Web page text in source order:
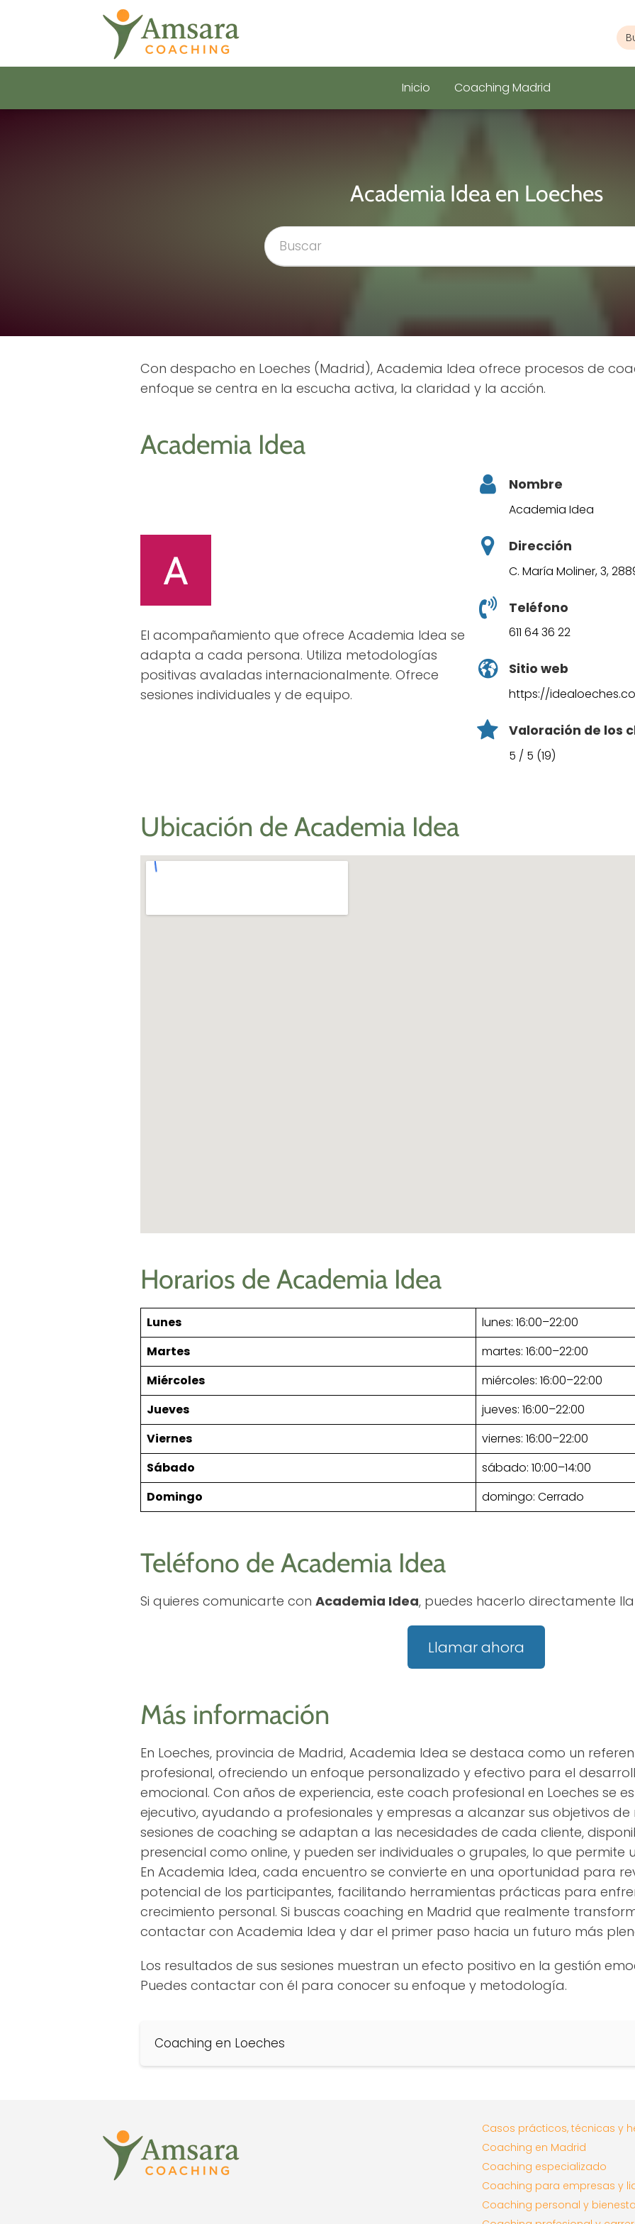
Inicio Coaching Madrid
Academia Idea en Loeches
Con despacho en Loeches (Madrid), Academia Idea ofrece procesos de
enfoque se centra en la escucha activa, la claridad y la acción.
Academia Idea
El acompañamiento que ofrece Academia Idea se
adapta a cada persona. Utiliza metodologías
positivas avaladas internacionalmente. Ofrece
sesiones individuales y de equipo.
Nombre
Academia Idea
Dirección
C. María Moliner, 3,
Teléfono
611 64 36 22
Sitio web
https://
Valoración de los
5 / 5 (19)
Ubicación de Academia Idea
Horarios de Academia Idea
Lunes
lunes: 16:00–22:00
Martes
martes: 16:00–22:00
Miércoles
miércoles: 16:00–22:00
Jueves
jueves: 16:00–22:00
Viernes
viernes: 16:00–22:00
Sábado
sábado: 10:00–14:00
Domingo
domingo: Cerrado
Teléfono de Academia Idea
Si quieres comunicarte con Academia Idea, puedes hacerlo directamente
Llamar ahora
Más información
En Loeches, provincia de Madrid, Academia Idea se destaca como un
profesional, ofreciendo un enfoque personalizado y efectivo para el
emocional. Con años de experiencia, este coach profesional en Loeches se
ejecutivo, ayudando a profesionales y empresas a alcanzar sus objetivos de
sesiones de coaching se adaptan a las necesidades de cada cliente,
presencial como online, y pueden ser individuales o grupales, lo que
En Academia Idea, cada encuentro se convierte en una oportunidad para
potencial de los participantes, facilitando herramientas prácticas para
crecimiento personal. Si buscas coaching en Madrid que realmente
contactar con Academia Idea y dar el primer paso hacia un futuro más
Los resultados de sus sesiones muestran un efecto positivo en la gestión
Puedes contactar con él para conocer su enfoque y metodología.
Coaching en Loeches
Casos prácticos, técnicas y
Coaching en Madrid
Coaching especializado
Coaching para empresas y
Coaching personal y